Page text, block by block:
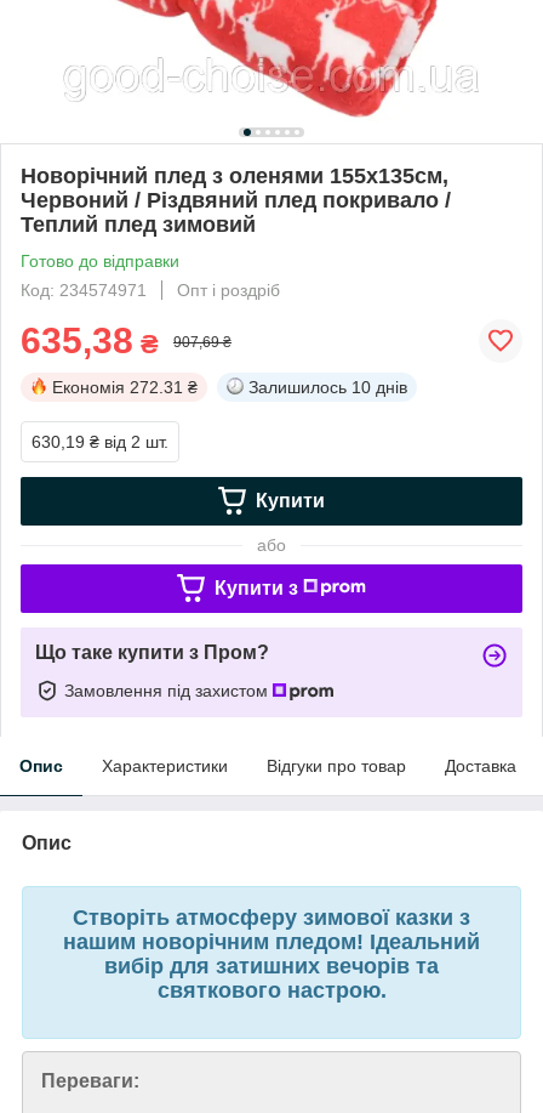
Новорічний плед з оленями 155х135см,
Червоний / Різдвяний плед покривало /
Теплий плед зимовий
Готово до відправки
Код: 234574971
Опт і роздріб
635,38 ₴ 907,69 ₴
Економія 272.31 ₴ Залишилось 10 днів
630,19 ₴ від 2 шт.
Купити
або
Купити з
Що таке купити з Пром?
Замовлення під захистом
Опис Характеристики Відгуки про товар Доставка
Опис
Створіть атмосферу зимової казки з
нашим новорічним пледом! Ідеальний
вибір для затишних вечорів та
святкового настрою.
Переваги: